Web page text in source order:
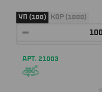
УП (100) КОР (1000)
АРТ. 21003